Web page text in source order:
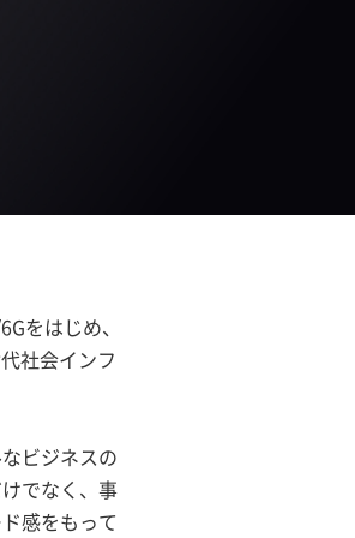
をはじめ、
社会インフ
ビジネスの
でなく、事
感をもって